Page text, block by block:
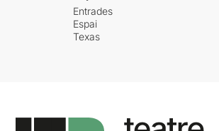
Entrades
Espai
Texas